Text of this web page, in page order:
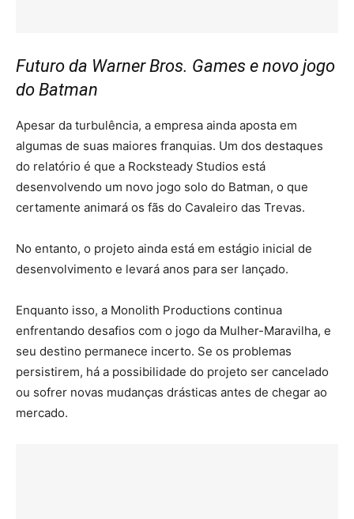
Futuro da Warner Bros. Games e novo jogo
do Batman
Apesar da turbulência, a empresa ainda aposta em
algumas de suas maiores franquias. Um dos destaques
do relatório é que a Rocksteady Studios está
desenvolvendo um novo jogo solo do Batman, o que
certamente animará os fãs do Cavaleiro das Trevas.
No entanto, o projeto ainda está em estágio inicial de
desenvolvimento e levará anos para ser lançado.
Enquanto isso, a Monolith Productions continua
enfrentando desafios com o jogo da Mulher-Maravilha, e
seu destino permanece incerto. Se os problemas
persistirem, há a possibilidade do projeto ser cancelado
ou sofrer novas mudanças drásticas antes de chegar ao
mercado.